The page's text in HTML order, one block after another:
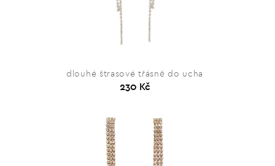
dlouhé štrasové třásně do ucha
230 Kč